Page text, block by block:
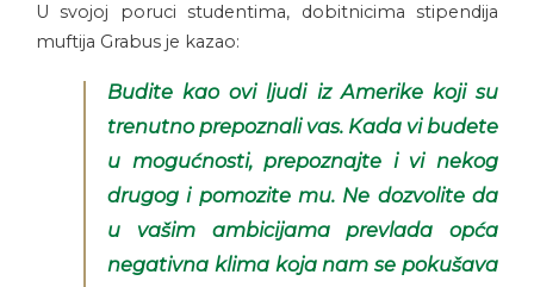
U svojoj poruci studentima, dobitnicima stipendija
muftija Grabus je kazao:
Budite kao ovi ljudi iz Amerike koji su
trenutno prepoznali vas. Kada vi budete
u mogućnosti, prepoznajte i vi nekog
drugog i pomozite mu. Ne dozvolite da
u vašim ambicijama prevlada opća
negativna klima koja nam se pokušava